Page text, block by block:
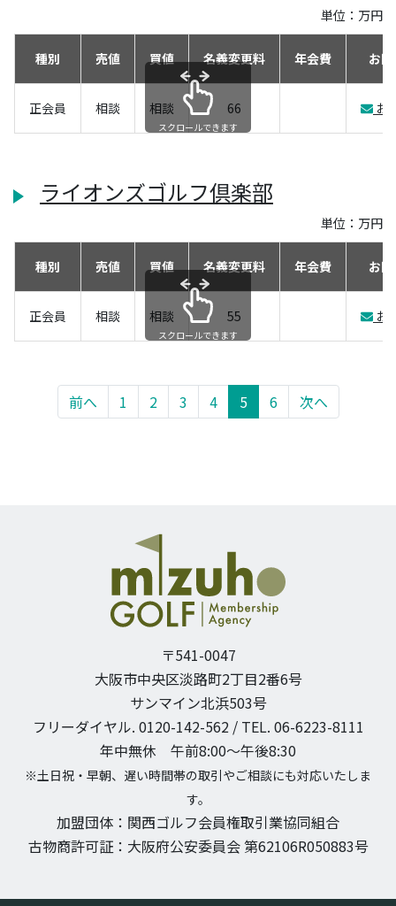
単位：万円
種別 売値 買値 名義変更料 年会費 お
正会員 相談 相談 66 お
スクロールできます
ライオンズゴルフ倶楽部
単位：万円
種別 売値 買値 名義変更料 年会費 お
正会員 相談 相談 55 お
スクロールできます
前へ 1 2 3 4 5 6 次へ
〒541-0047
大阪市中央区淡路町2丁目2番6号
サンマイン北浜503号
フリーダイヤル. 0120-142-562 / TEL. 06-6223-8111
年中無休 午前8:00〜午後8:30
※土日祝・早朝、遅い時間帯の取引やご相談にも対応いたしま
す。
加盟団体：関西ゴルフ会員権取引業協同組合
古物商許可証：大阪府公安委員会 第62106R050883号